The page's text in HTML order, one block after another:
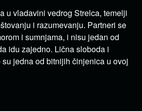
u vladavini vedrog Strelca, temelji
i razumevanju. Partneri se
i sumnjama, i nisu jedan od
idu zajedno. Lična sloboda i
jedna od bitnijih činjenica u ovoj